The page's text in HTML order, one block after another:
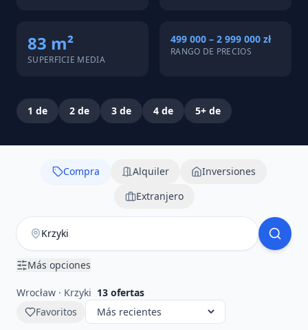
83 m²
SUPERFICIE MEDIA
499 000 – 2 999 000 zł
RANGO DE PRECIOS
1 de 2 de 3 de 4 de 5+ de
Compra Alquiler
Inversiones
Extranjero
Más opciones
Wrocław · Krzyki 13 ofertas
Favoritos